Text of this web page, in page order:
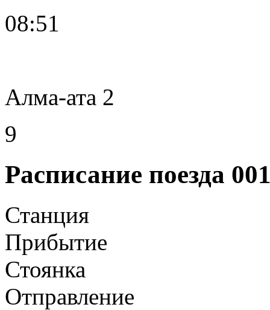
08:51
Алма-ата 2
9
Расписание поезда
Станция
Прибытие
Стоянка
Отправление